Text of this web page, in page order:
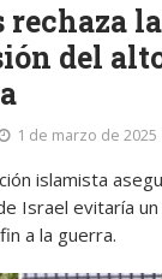
rechaza la
del
1 de marzo de 2025
islamista
Israel evitaría
a la guerra.